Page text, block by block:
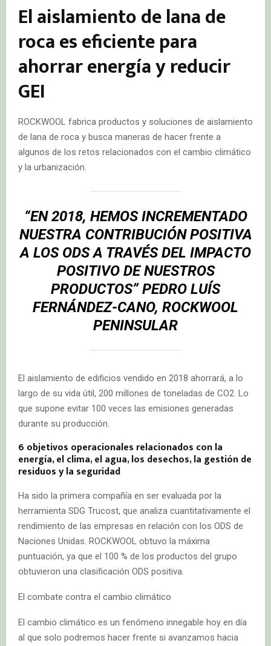
El aislamiento de lana de
roca es eficiente para
ahorrar energía y reducir
GEI
ROCKWOOL fabrica productos y soluciones de aislamiento
de lana de roca y busca maneras de hacer frente a
algunos de los retos relacionados con el cambio climático
y la urbanización.
“EN 2018, HEMOS INCREMENTADO
NUESTRA CONTRIBUCIÓN POSITIVA
A LOS ODS A TRAVÉS DEL IMPACTO
POSITIVO DE NUESTROS
PRODUCTOS”PEDRO LUÍS
FERNÁNDEZ-CANO, ROCKWOOL
PENINSULAR
El aislamiento de edificios vendido en 2018 ahorrará, a lo
largo de su vida útil, 200 millones de toneladas de CO2. Lo
que supone evitar 100 veces las emisiones generadas
durante su producción.
6 objetivos operacionales relacionados con la
energía, el clima, el agua, los desechos, la gestión de
residuos y la seguridad
Ha sido la primera compañía en ser evaluada por la
herramienta SDG Trucost, que analiza cuantitativamente el
rendimiento de las empresas en relación con los ODS de
Naciones Unidas. ROCKWOOL obtuvo la máxima
puntuación, ya que el 100 % de los productos del grupo
obtuvieron una clasificación ODS positiva.
El combate contra el cambio climático
El cambio climático es un fenómeno innegable hoy en día
al que solo podremos hacer frente si avanzamos hacia